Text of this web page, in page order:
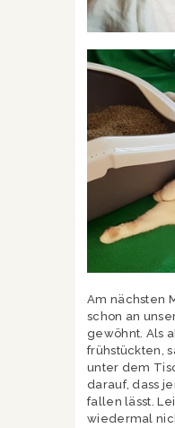
Am nächsten
schon an
gewöhnt. Als
frühstückten,
unter dem
darauf, dass
fallen lässt.
wiedermal